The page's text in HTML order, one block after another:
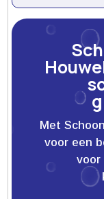
Met
voor een
voor